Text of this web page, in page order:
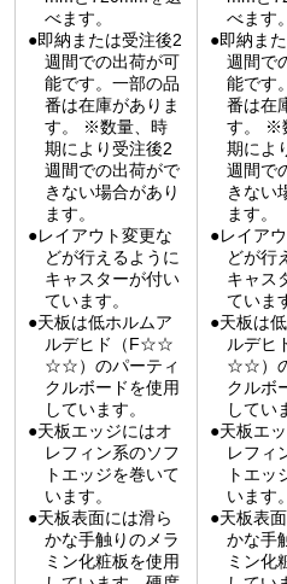
べます。
●即納または受注後2
週間での出荷が可
能です。一部の品
番は在庫がありま
す。 ※数量、時
期により受注後2
週間での出荷がで
きない場合があり
ます。
●レイアウト変更な
どが行えるように
キャスターが付い
ています。
●天板は低ホルムア
ルデヒド（F☆☆
☆☆）のパーティ
クルボードを使用
しています。
●天板エッジにはオ
レフィン系のソフ
トエッジを巻いて
います。
●天板表面には滑ら
かな手触りのメラ
ミン化粧板を使用
べます
●即納ま
週間で
能です
番は在
す。 ※
期によ
週間で
きない
ます。
●レイア
どが行
キャス
ていま
●天板は
ルデ
☆☆）
クルボ
してい
●天板エ
レフィ
トエッ
います
●天板表
かな手
ミン化